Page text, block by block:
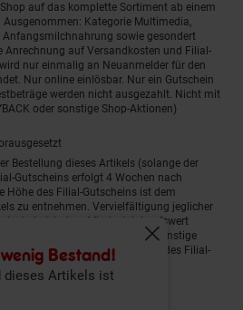
Bestand!
dieses Artikels ist
Fenster
auf das komplette Sortiment ab einem
Kategorie Multimedia,
Anfangsmilchnahrung sowie gesondert
Anrechnung auf Versandkosten und Filial-
nur einmalig an Neuanmelder für den
Nur online einlösbar. Nur ein Gutschein
werden nicht ausgezahlt. Nicht mit
oder sonstige Shop-Aktionen)
Bestellung dieses Artikels (solange der
Gutscheins erfolgt 4 Wochen nach
Höhe des Filial-Gutscheins ist dem
zu entnehmen. Vervielfältigung jeglicher
ist ohne Mindesteinkaufswert
(PAYBACK oder sonstige
Der jeweilige Gültigkeitszeitraum des Filial-